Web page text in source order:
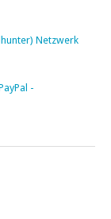
Netzwerk
-